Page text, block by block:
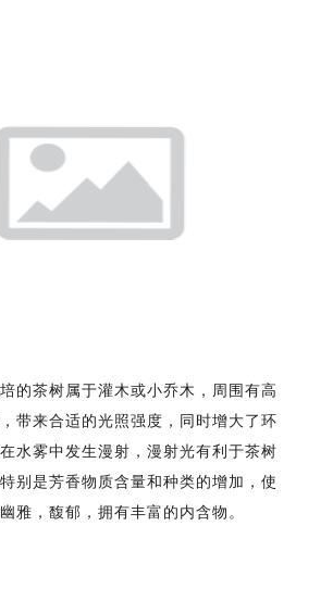
的茶树属于灌木或小乔木，周围有高
带来合适的光照强度，同时增大了环
水雾中发生漫射，漫射光有利于茶树
别是芳香物质含量和种类的增加，使
雅，馥郁，拥有丰富的内含物。